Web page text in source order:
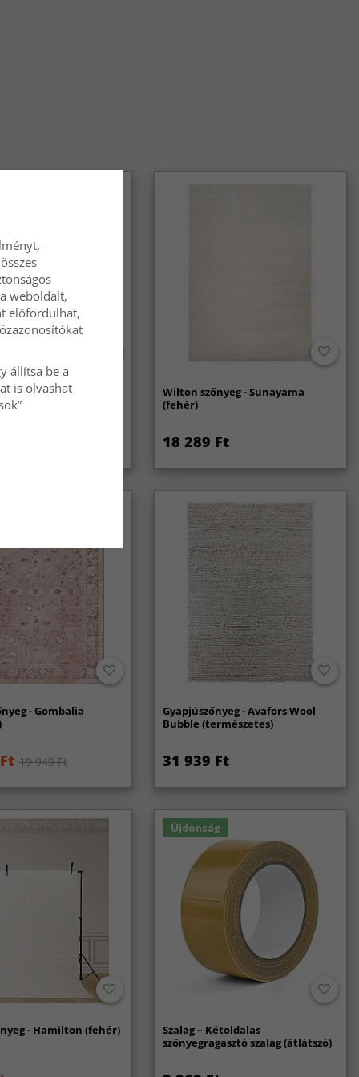
- Coastal (krém)
Wilton szőnyeg - Sunayama
(fehér)
18 289 Ft
- Gombalia
19 949 Ft
Gyapjúszőnyeg - Avafors Wool
Bubble (természetes)
31 939 Ft
- Hamilton (fehér)
Újdonság
Szalag – Kétoldalas
szőnyegragasztó szalag (átlátszó)
weboldalt,
előfordulhat,
állítsa be a
is olvashat